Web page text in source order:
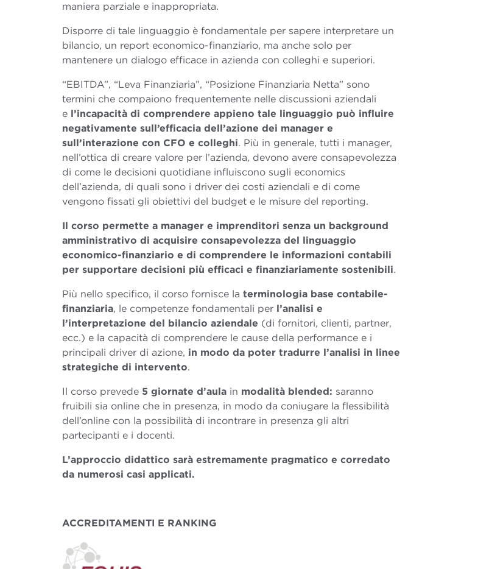
maniera parziale e inappropriata.
Disporre di tale linguaggio è fondamentale per sapere interpretare un
bilancio, un report economico-finanziario, ma anche solo per
mantenere un dialogo efficace in azienda con colleghi e superiori.
“EBITDA”, “Leva Finanziaria”, “Posizione Finanziaria Netta” sono
termini che compaiono frequentemente nelle discussioni aziendali
e l’incapacità di comprendere appieno tale linguaggio può influire
negativamente sull’efficacia dell’azione dei manager e
sull’interazione con CFO e colleghi. Più in generale, tutti i manager,
nell’ottica di creare valore per l’azienda, devono avere consapevolezza
di come le decisioni quotidiane influiscono sugli economics
dell’azienda, di quali sono i driver dei costi aziendali e di come
vengono fissati gli obiettivi del budget e le misure del reporting.
Il corso permette a manager e imprenditori senza un background
amministrativo di acquisire consapevolezza del linguaggio
economico-finanziario e di comprendere le informazioni contabili
per supportare decisioni più efficaci e finanziariamente sostenibili.
Più nello specifico, il corso fornisce la terminologia base contabile-
finanziaria, le competenze fondamentali per l’analisi e
l’interpretazione del bilancio aziendale (di fornitori, clienti, partner,
ecc.) e la capacità di comprendere le cause della performance e i
principali driver di azione, in modo da poter tradurre l’analisi in linee
strategiche di intervento.
Il corso prevede 5 giornate d’aula in modalità blended: saranno
fruibili sia online che in presenza, in modo da coniugare la flessibilità
dell’online con la possibilità di incontrare in presenza gli altri
partecipanti e i docenti.
L’approccio didattico sarà estremamente pragmatico e corredato
da numerosi casi applicati.
ACCREDITAMENTI E RANKING